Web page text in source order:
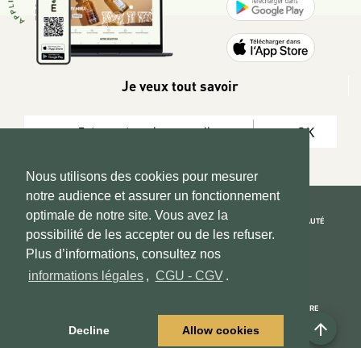
Nous utilisons des cookies pour mesurer
notre audience et assurer un fonctionnement
optimale de notre site. Vous avez la
possibilité de les accepter ou de les refuser.
Plus d’informations, consultez nos
informations légales , CGU - CGV .
Decline Allow cookies arrow_upward
Je veux tout savoir
OK
Based on Kate&You MarketPlace’ solution
REJOIGNEZ LA COMMUNAUTÉ
NOUS CONNAÎTRE
Informations Légales
CGU - CGV